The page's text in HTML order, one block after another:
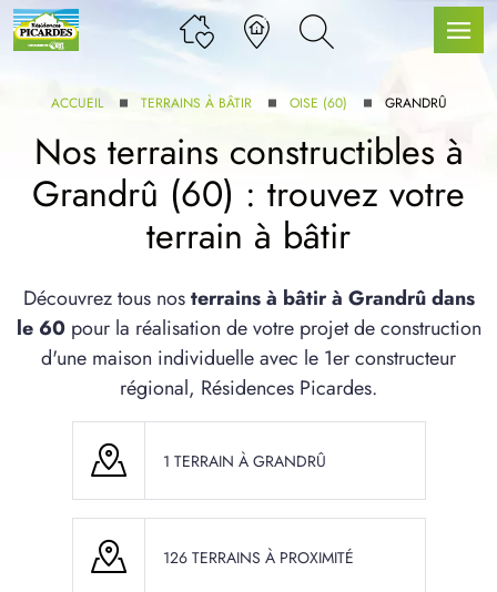
GAMME
SERVICE BDL EXTENSION
ACCUEIL TERRAINS À BÂTIR OISE (60) GRANDRÛ
Nos terrains constructibles à
Grandrû (60) : trouvez votre
terrain à bâtir
Découvrez tous nosterrains à bâtir à Grandrû dans
le 60pour la réalisation de votre projet de construction
d'une maison individuelle avec le 1er constructeur
régional, Résidences Picardes.
1 TERRAIN À GRANDRÛ
126 TERRAINS À PROXIMITÉ